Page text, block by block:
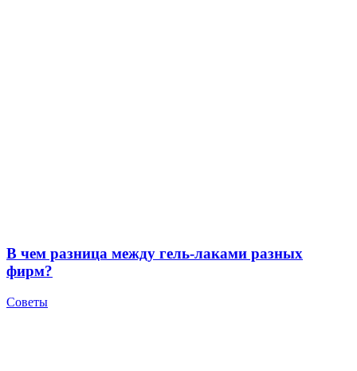
В чем разница между гель-лаками разных
фирм?
Советы